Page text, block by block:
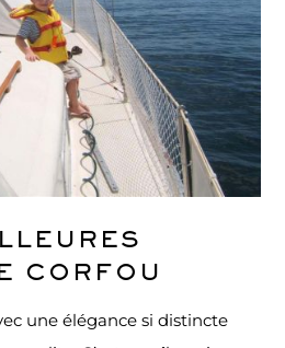
CORFOU
une élégance si distincte